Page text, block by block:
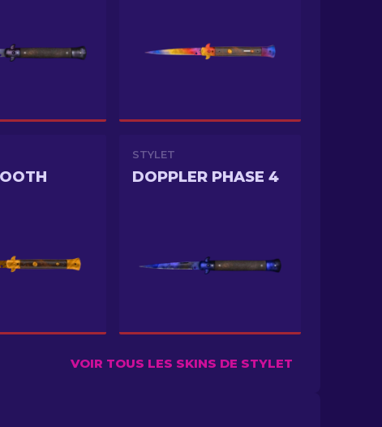
STYLET
DOPPLER PHASE 4
VOIR TOUS LES SKINS DE STYLET